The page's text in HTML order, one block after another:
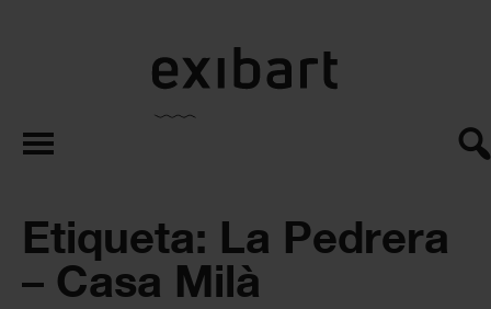
exibart.es
Etiqueta: La Pedrera
– Casa Milà